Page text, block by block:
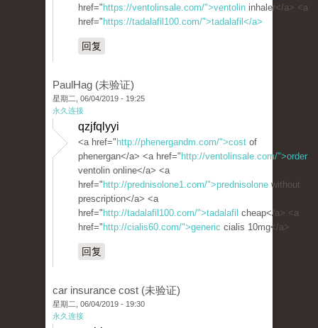
href=" https://ventolinsale.com/">ventolin inhaler</a> <a
href=" https://tadalafil100.com/">tadalafil</a>
回复
PaulHag (未验证)
星期二, 06/04/2019 - 19:25
永久连接
qzjfqlyyi
<a href=" http://phenergandm.com/">cost of
phenergan</a> <a href=" http://ventolinsale.com/">order
ventolin online</a> <a
href=" http://prednisolone1.com/">prednisolone without
prescription</a> <a
href=" http://tadalafil100.com/">tadalafil cheap</a> <a
href=" http://cialis60.com/">generic cialis 10mg</a>
回复
car insurance cost (未验证)
星期二, 06/04/2019 - 19:30
永久连接